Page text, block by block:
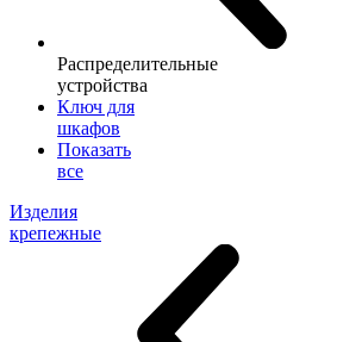
Распределительные
устройства
Ключ для
шкафов
Показать
все
Изделия
крепежные